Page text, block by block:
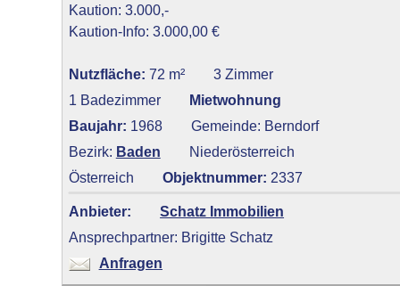
Kaution: 3.000,-
Kaution-Info: 3.000,00 €
Nutzfläche: 72 m²
3 Zimmer
1 Badezimmer
Mietwohnung
Baujahr: 1968
Gemeinde: Berndorf
Bezirk: Baden
Niederösterreich
Österreich
Objektnummer: 2337
Anbieter:
Schatz Immobilien
Ansprechpartner: Brigitte Schatz
Anfragen